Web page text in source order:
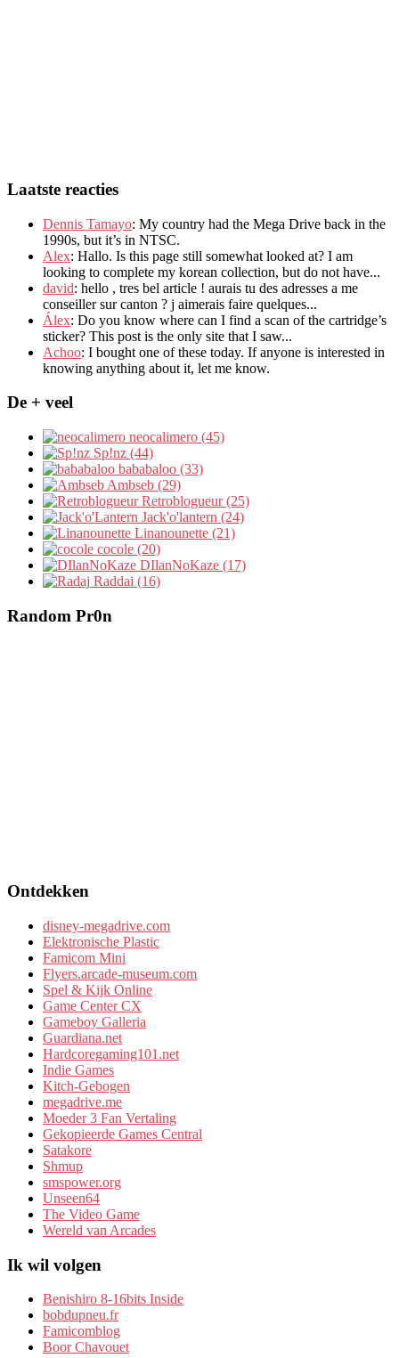
Laatste reacties
Dennis Tamayo: My country had the Mega Drive back in the
1990s, but it’s in NTSC.
Alex: Hallo. Is this page still somewhat looked at? I am
looking to complete my korean collection, but do not have...
david: hello , tres bel article ! aurais tu des adresses a me
conseiller sur canton ? j aimerais faire quelques...
Álex: Do you know where can I find a scan of the cartridge’s
sticker? This post is the only site that I saw...
Achoo: I bought one of these today. If anyone is interested in
knowing anything about it, let me know.
De + veel
neocalimero (45)
Sp!nz (44)
bababaloo (33)
Ambseb (29)
Retroblogueur (25)
Jack'o'lantern (24)
Linanounette (21)
cocole (20)
DIlanNoKaze (17)
Raddai (16)
Random Pr0n
Ontdekken
disney-megadrive.com
Elektronische Plastic
Famicom Mini
Flyers.arcade-museum.com
Spel & Kijk Online
Game Center CX
Gameboy Galleria
Guardiana.net
Hardcoregaming101.net
Indie Games
Kitch-Gebogen
megadrive.me
Moeder 3 Fan Vertaling
Gekopieerde Games Central
Satakore
Shmup
smspower.org
Unseen64
The Video Game
Wereld van Arcades
Ik wil volgen
Benishiro 8-16bits Inside
bobdupneu.fr
Famicomblog
Boor Chavouet